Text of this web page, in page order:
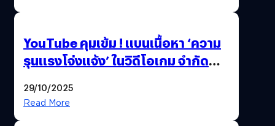
YouTube คุมเข้ม ! แบนเนื้อหา ‘ความ
รุนแรงโจ่งแจ้ง’ ในวิดีโอเกม จำกัด
29/10/2025
Read More